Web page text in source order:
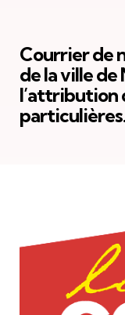
Courrier de
de la ville
l’attribution